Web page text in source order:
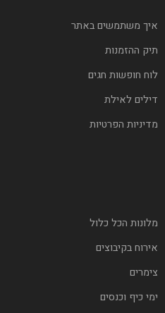
איך משתמשים באתר
תיק ההזמנות
לוח חופשות חגים
דילים לאילת
מדיניות הפרטיות
מלונות הכל כלול
אירוח בקיבוצים
צימרים
ימי כיף וכנסים